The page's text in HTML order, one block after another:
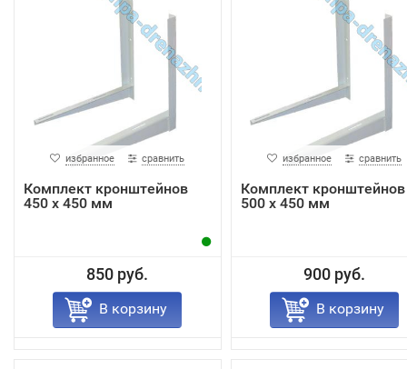
избранное сравнить
Комплект кронштейнов
450 х 450 мм
850 руб.
В корзину
избранное сравнить
Комплект кронштейнов
500 х 450 мм
900 руб.
В корзину